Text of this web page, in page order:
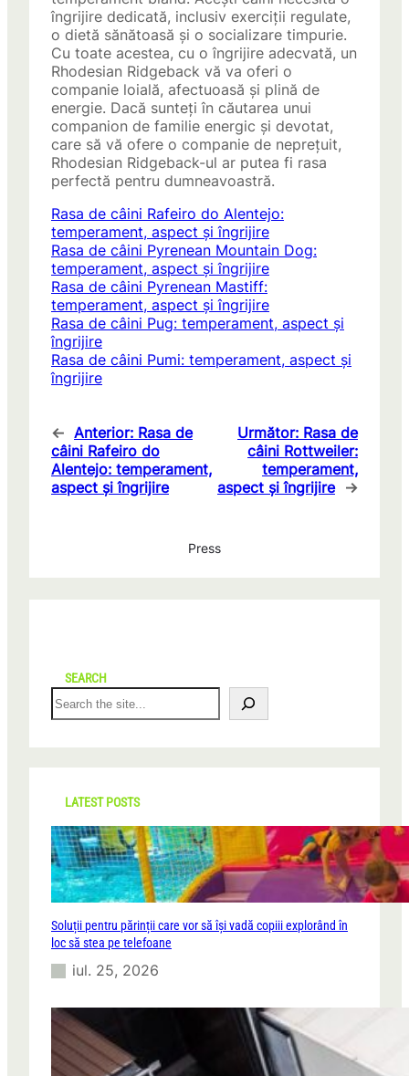
îngrijire dedicată, inclusiv exerciții regulate,
o dietă sănătoasă și o socializare timpurie.
Cu toate acestea, cu o îngrijire adecvată, un
Rhodesian Ridgeback vă va oferi o
companie loială, afectuoasă și plină de
energie. Dacă sunteți în căutarea unui
companion de familie energic și devotat,
care să vă ofere o companie de neprețuit,
Rhodesian Ridgeback-ul ar putea fi rasa
perfectă pentru dumneavoastră.
Rasa de câini Rafeiro do Alentejo:
temperament, aspect și îngrijire
Rasa de câini Pyrenean Mountain Dog:
temperament, aspect și îngrijire
Rasa de câini Pyrenean Mastiff:
temperament, aspect și îngrijire
Rasa de câini Pug: temperament, aspect și
îngrijire
Rasa de câini Pumi: temperament, aspect și
îngrijire
← Anterior: Rasa de
câini Rafeiro do
Alentejo: temperament,
aspect și îngrijire
Următor: Rasa de
câini Rottweiler:
temperament,
aspect și îngrijire →
Press
SEARCH
S
e
r
c
LATEST POSTS
Soluții pentru părinții care vor să își vadă copiii explorând în
loc să stea pe telefoane
iul. 25, 2026